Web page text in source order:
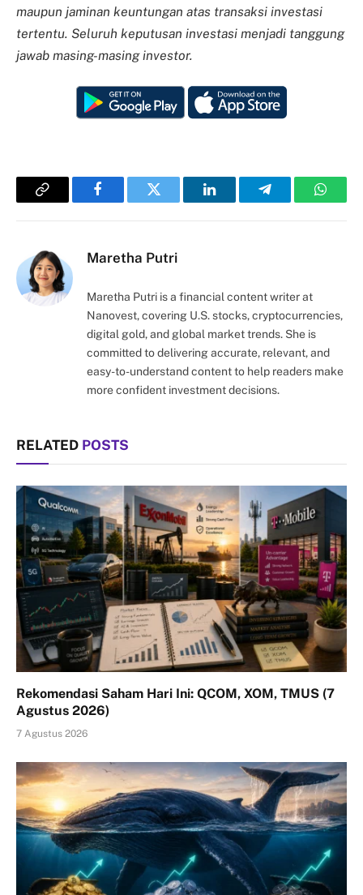
maupun jaminan keuntungan atas transaksi investasi
tertentu. Seluruh keputusan investasi menjadi tanggung
jawab masing-masing investor.
Copy
FacebookTwitter LinkedInTelegram
Maretha Putri
Maretha Putri is a financial content writer at
Nanovest, covering U.S. stocks, cryptocurrencies,
digital gold, and global market trends. She is
committed to delivering accurate, relevant, and
easy-to-understand content to help readers make
more confident investment decisions.
RELATED POSTS
Rekomendasi Saham Hari Ini: QCOM, XOM, TMUS (7
Agustus 2026)
7 Agustus 2026